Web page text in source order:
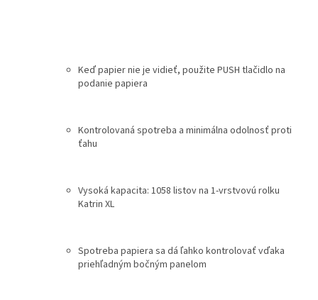
Keď papier nie je vidieť, použite PUSH tlačidlo na
podanie papiera
Kontrolovaná spotreba a minimálna odolnosť proti
ťahu
Vysoká kapacita: 1058 listov na 1-vrstvovú rolku
Katrin XL
Spotreba papiera sa dá ľahko kontrolovať vďaka
priehľadným bočným panelom